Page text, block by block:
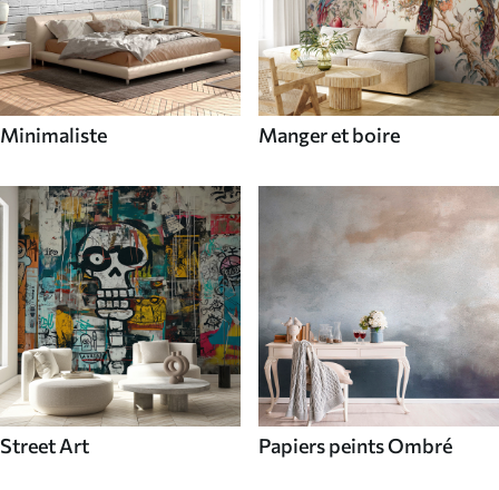
Minimaliste Manger et boire
Street Art Papiers peints Ombré